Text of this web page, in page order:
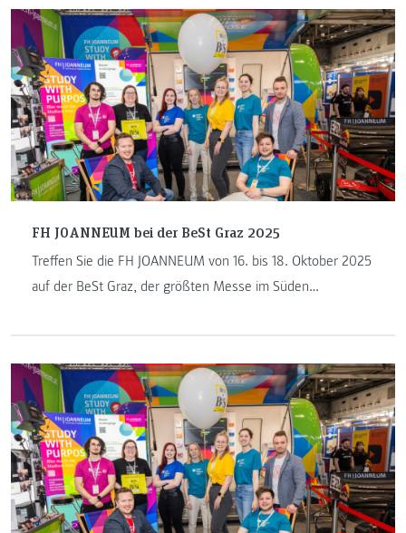
FH JOANNEUM bei der BeSt Graz 2025
Treffen Sie die FH JOANNEUM von 16. bis 18. Oktober 2025
auf der BeSt Graz, der größten Messe im Süden